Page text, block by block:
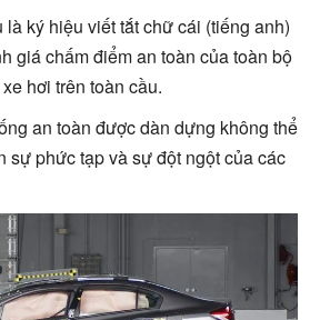
ký hiệu viết tắt chữ cái (tiếng anh)
giá chấm điểm an toàn của toàn bộ
hơi trên toàn cầu.
an toàn được dàn dựng không thể
sự phức tạp và sự đột ngột của các